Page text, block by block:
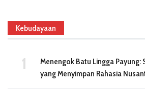
Kebudayaan
Menengok Batu Lingga Payung:
yang Menyimpan Rahasia